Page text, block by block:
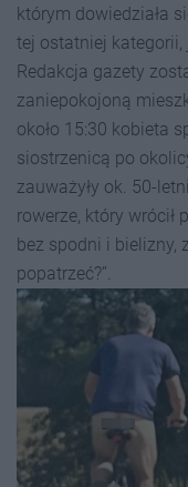
którym dowiedziała
tej ostatniej kategorii,
Redakcja gazety
zaniepokojoną
około 15:30 kobieta
siostrzenicą po
zauważyły ok. 50-
rowerze, który wrócił
bez spodni i bielizny,
popatrzeć?”.